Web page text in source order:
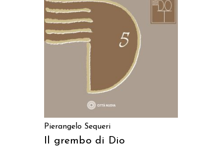
AGGIUNGI AL CARRELLO
Pierangelo Sequeri
Il grembo di Dio